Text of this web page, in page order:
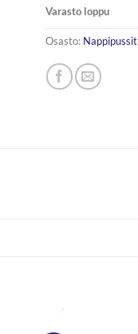
Varasto loppu
Osasto: Nappipussit